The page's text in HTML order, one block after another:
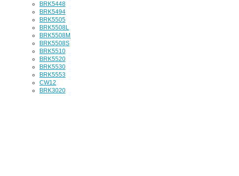
BRK5448
BRK5494
BRK5505
BRK5508L
BRK5508M
BRK5508S
BRK5510
BRK5520
BRK5530
BRK5553
CW12
BRK3020